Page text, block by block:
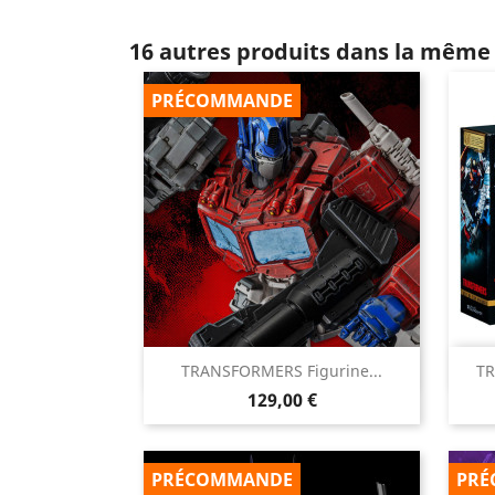
16 autres produits dans la
TRANSFORMERS Figurine...
Prix
129,00 €
PRÉCOMMANDE
Aperçu rapide
PRÉCOMMANDE